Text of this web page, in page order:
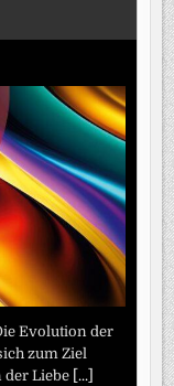
Evolution der
zum Ziel
der Liebe [...]